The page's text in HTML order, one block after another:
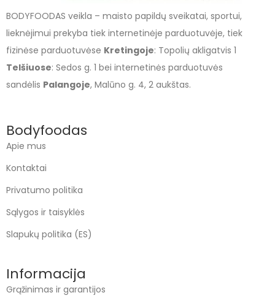
BODYFOODAS veikla – maisto papildų sveikatai, sportui,
lieknėjimui prekyba tiek internetinėje parduotuvėje, tiek
fizinėse parduotuvėse Kretingoje: Topolių akligatvis 1
Telšiuose: Sedos g. 1 bei internetinės parduotuvės
sandėlis Palangoje, Malūno g. 4, 2 aukštas.
Bodyfoodas
Apie mus
Kontaktai
Privatumo politika
Sąlygos ir taisyklės
Slapukų politika (ES)
Informacija
Grąžinimas ir garantijos